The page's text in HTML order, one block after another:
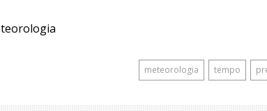
meteorologia tempo